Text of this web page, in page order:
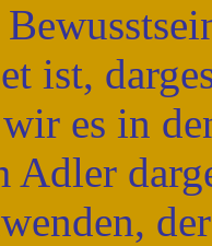
ist,
es in
Adler